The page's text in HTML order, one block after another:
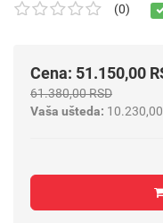
(0)
Cena: 51.150,00
61.380,00 RSD
Vaša ušteda: